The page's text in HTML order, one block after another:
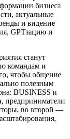
бизнеса
актуальные
и видение
GPTзацию и
станут
командам и
чтобы общение
полезным
BUSINESS и
предприниматели
во второй —